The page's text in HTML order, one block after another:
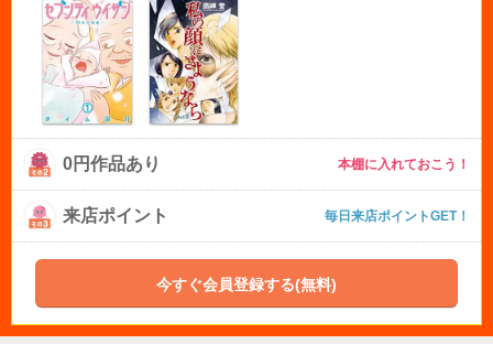
0円作品あり 本棚に入れておこう！
来店ポイント 毎日来店ポイントGET！
今すぐ会員登録する(無料)